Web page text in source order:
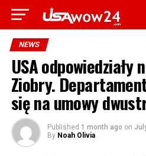
NEWS
USA odpowiedziały
Ziobry.
się na umowy
Published 1 month ago on
By Noah Olivia